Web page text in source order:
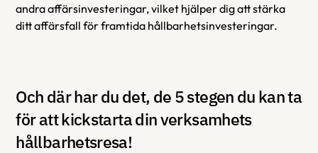
andra affärsinvesteringar, vilket hjälper dig att stärka
ditt affärsfall för framtida hållbarhetsinvesteringar.
Och där har du det, de 5 stegen du kan ta
för att kickstarta din verksamhets
hållbarhetsresa!